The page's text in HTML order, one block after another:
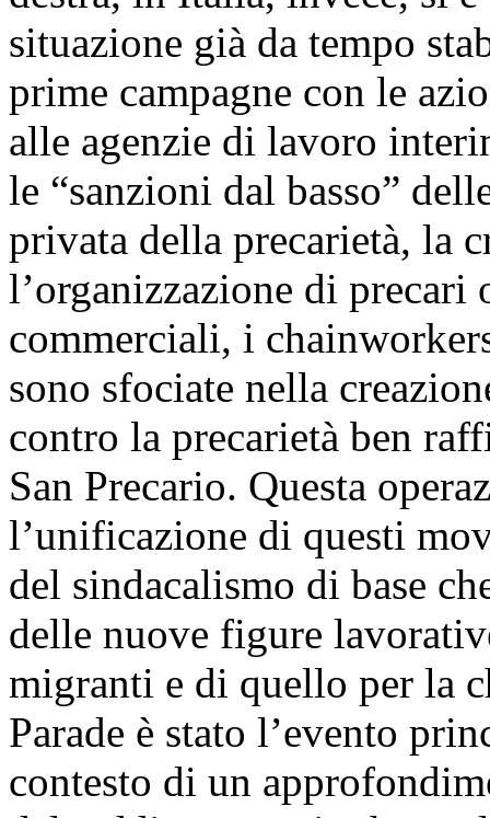
situazione già da tempo
prime campagne con le
alle agenzie di lavoro
le “sanzioni dal basso”
privata della precarietà, la
l’organizzazione di precari
commerciali, i
sono sfociate nella
contro la precarietà ben
San Precario. Questa
l’unificazione di questi
del sindacalismo di base
delle nuove figure
migranti e di quello per la
Parade è stato l’evento
contesto di un